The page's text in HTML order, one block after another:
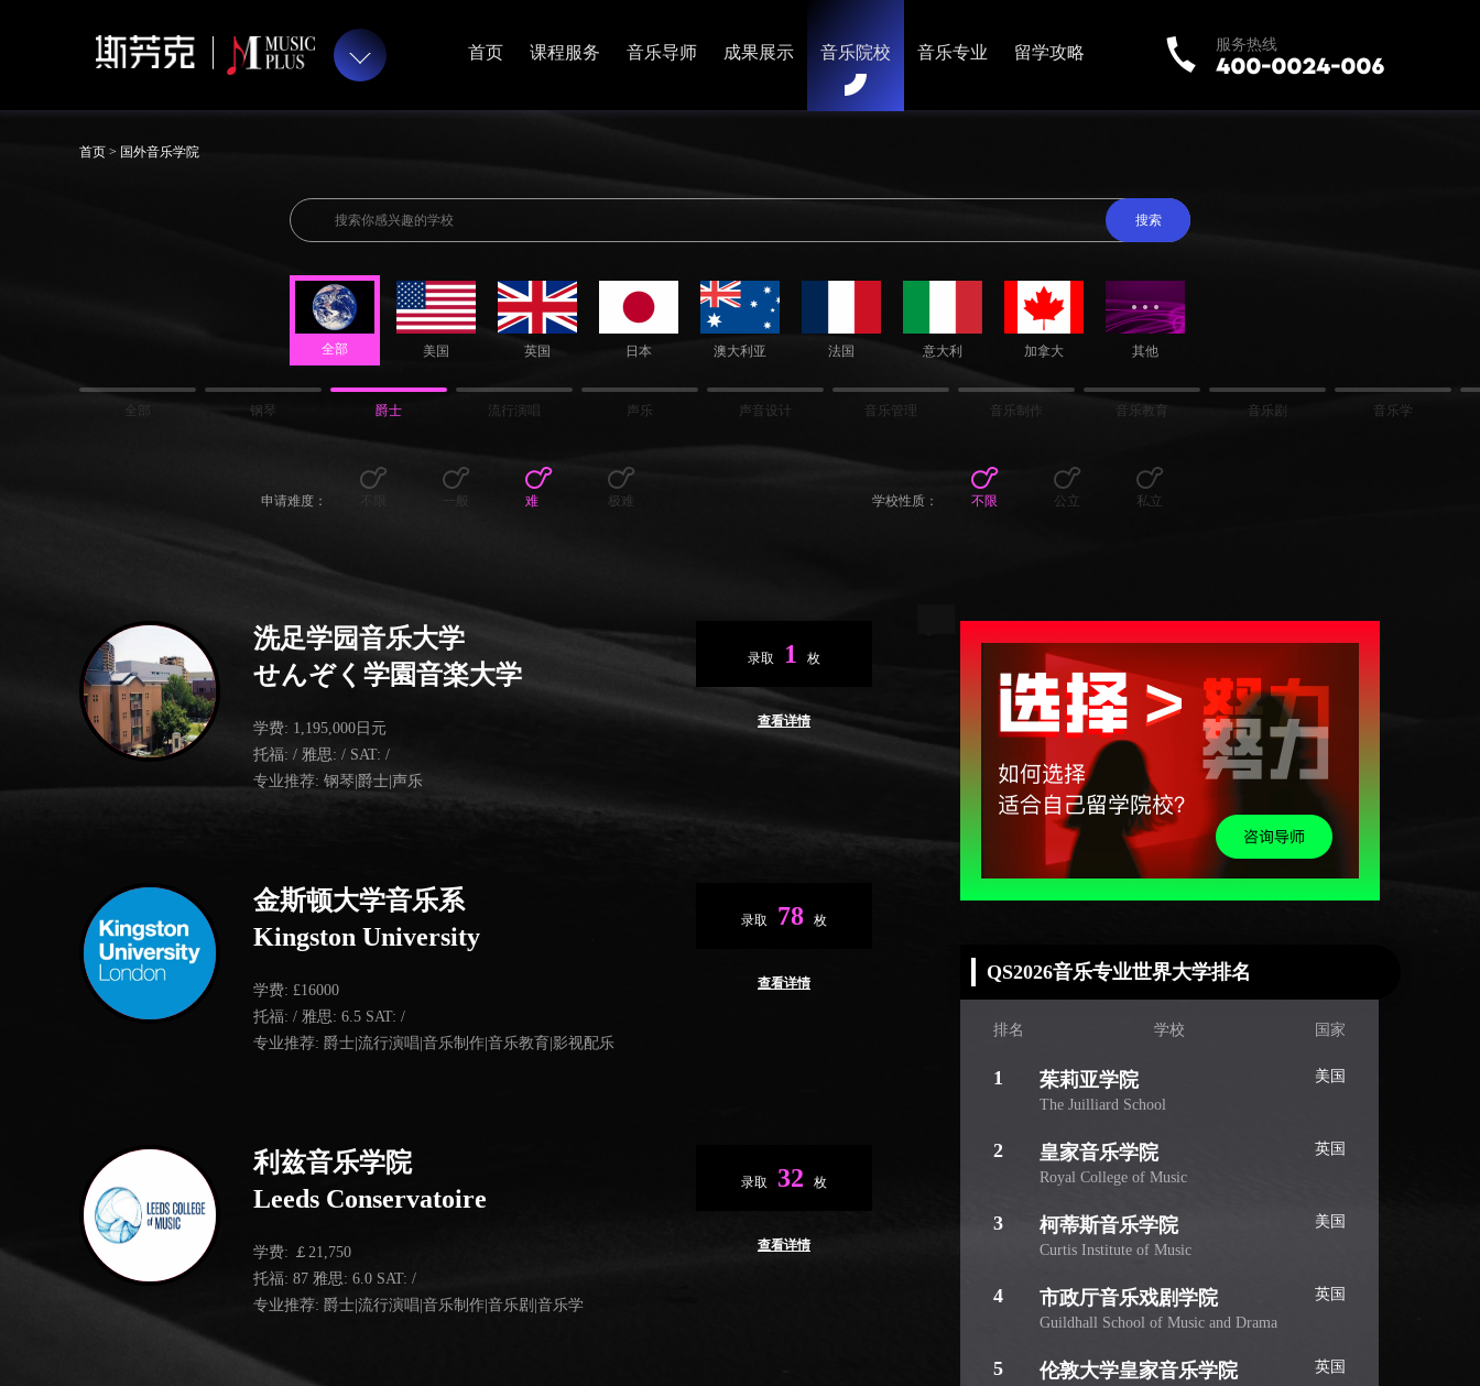
首页 课程服务 音乐导师 成果展示 音乐院校 音乐专业 留学攻略 服务热线
首页 > 国外音乐学院
搜索
全部 美国 英国 日本 澳大利亚 法国 意大利 加拿大 其他
全部 钢琴 爵士 流行演唱 声乐 声音设计 音乐管理 音乐制作 音乐教育 音乐剧 音乐学
申请难度： 一般 难 极难 学校性质： 不限 公立 私立
洗足学园音乐大学
せんぞく学園音楽大学
学费: 1,195,000日元
托福: / 雅思: / SAT: /
专业推荐: 钢琴|爵士|声乐
录取 1 枚
查看详情
金斯顿大学音乐系
Kingston University
学费: £16000
托福: / 雅思: 6.5 SAT: /
专业推荐: 爵士|流行演唱|音乐制作|音乐教育|影视配乐
录取 78 枚
查看详情
利兹音乐学院
Leeds Conservatoire
学费: ￡21,750
托福: 87 雅思: 6.0 SAT: /
专业推荐: 爵士|流行演唱|音乐制作|音乐剧|音乐学
录取 32 枚
查看详情
QS2026音乐专业世界大学排名
排名 学校 国家
1 茱莉亚学院
The Juilliard School
美国
2 皇家音乐学院
Royal College of Music
英国
3 柯蒂斯音乐学院
Curtis Institute of Music
美国
4 市政厅音乐戏剧学院
Guildhall School of Music and Drama
英国
5 伦敦大学皇家音乐学院 英国